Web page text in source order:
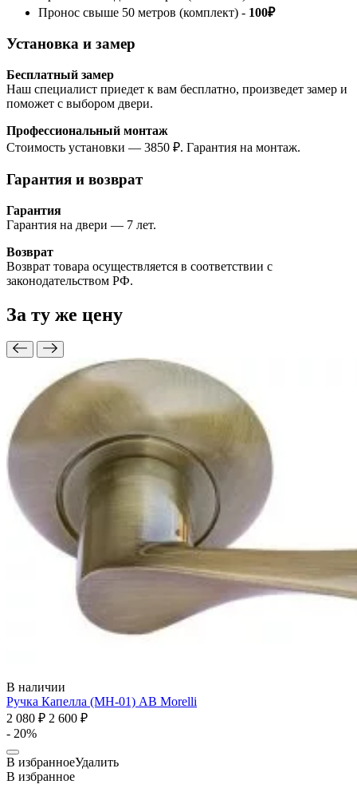
Пронос свыше 50 метров (комплект) - 100₽
Установка и замер
Бесплатный замер
Наш специалист приедет к вам бесплатно, произведет замер и
поможет с выбором двери.
Профессиональный монтаж
Стоимость установки — 3850 ₽. Гарантия на монтаж.
Гарантия и возврат
Гарантия
Гарантия на двери — 7 лет.
Возврат
Возврат товара осуществляется в соответствии с
законодательством РФ.
За ту же цену
В наличии
Ручка Капелла (MH-01) AB Morelli
2 080 ₽ 2 600 ₽
- 20%
В избранноеУдалить
В избранное